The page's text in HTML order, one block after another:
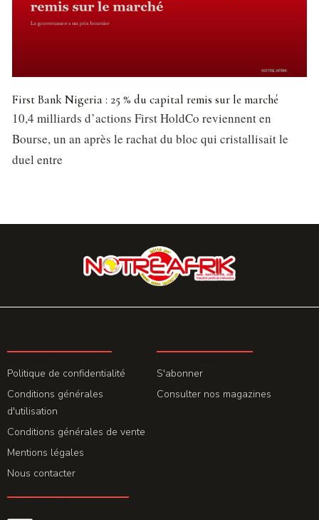
First Bank Nigeria : 25 % du capital remis sur le marché
10,4 milliards d’actions First HoldCo reviennent en
Bourse, un an après le rachat du bloc qui cristallisait le
duel entre
Politique de confidentialité
Conditions générales
d'utilisation
Conditions générales de vente
Mentions légales
Nous contacter
S'abonner
Consulter nos magazines